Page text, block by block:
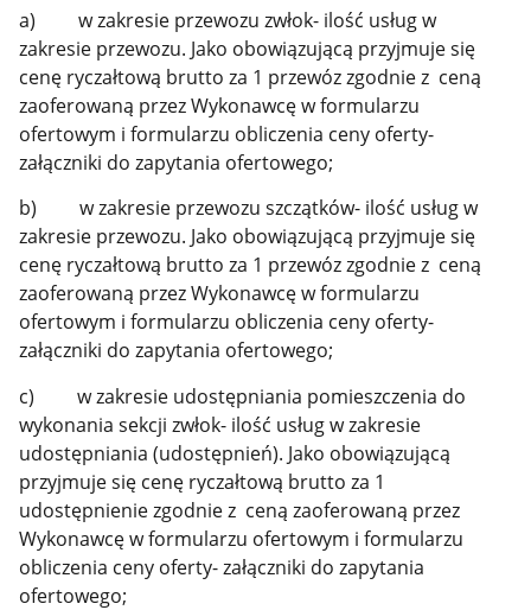
a) w zakresie przewozu zwłok- ilość usług w
zakresie przewozu. Jako obowiązującą przyjmuje się
cenę ryczałtową brutto za 1 przewóz zgodnie z ceną
zaoferowaną przez Wykonawcę w formularzu
ofertowym i formularzu obliczenia ceny oferty-
załączniki do zapytania ofertowego;
b) w zakresie przewozu szczątków- ilość usług w
zakresie przewozu. Jako obowiązującą przyjmuje się
cenę ryczałtową brutto za 1 przewóz zgodnie z ceną
zaoferowaną przez Wykonawcę w formularzu
ofertowym i formularzu obliczenia ceny oferty-
załączniki do zapytania ofertowego;
c) w zakresie udostępniania pomieszczenia do
wykonania sekcji zwłok- ilość usług w zakresie
udostępniania (udostępnień). Jako obowiązującą
przyjmuje się cenę ryczałtową brutto za 1
udostępnienie zgodnie z ceną zaoferowaną przez
Wykonawcę w formularzu ofertowym i formularzu
obliczenia ceny oferty- załączniki do zapytania
ofertowego;